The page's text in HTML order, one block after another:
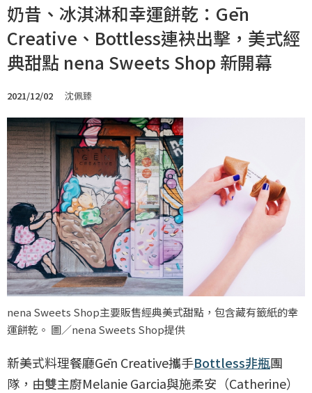
奶昔、冰淇淋和幸運餅乾：Gēn
Creative、Bottless連袂出擊，美式經
典甜點 nena Sweets Shop 新開幕
2021/12/02 沈佩臻
nena Sweets Shop主要販售經典美式甜點，包含藏有籤紙的幸
運餅乾。 圖／nena Sweets Shop提供
新美式料理餐廳Gēn Creative攜手Bottless非瓶團
隊，由雙主廚Melanie Garcia與施柔安（Catherine）